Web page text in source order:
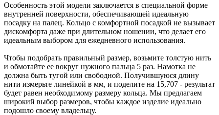
Особенность этой модели заключается в специальной форме
внутренней поверхности, обеспечивающей идеальную
посадку на палец. Кольцо с комфортной посадкой не вызывает
дискомфорта даже при длительном ношении, что делает его
идеальным выбором для ежедневного использования.
Чтобы подобрать правильный размер, возьмите толстую нить
и обмотайте ее вокруг нужного пальца 5 раз. Намотка не
должна быть тугой или свободной. Получившуюся длину
нити измерьте линейкой в мм, и поделите на 15,707 - результат
будет равен необходимому размеру кольца. Мы предлагаем
широкий выбор размеров, чтобы каждое изделие идеально
подошло своему владельцу.